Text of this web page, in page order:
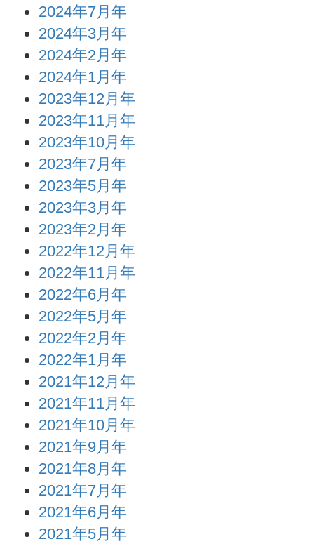
2024年7月年
2024年3月年
2024年2月年
2024年1月年
2023年12月年
2023年11月年
2023年10月年
2023年7月年
2023年5月年
2023年3月年
2023年2月年
2022年12月年
2022年11月年
2022年6月年
2022年5月年
2022年2月年
2022年1月年
2021年12月年
2021年11月年
2021年10月年
2021年9月年
2021年8月年
2021年7月年
2021年6月年
2021年5月年